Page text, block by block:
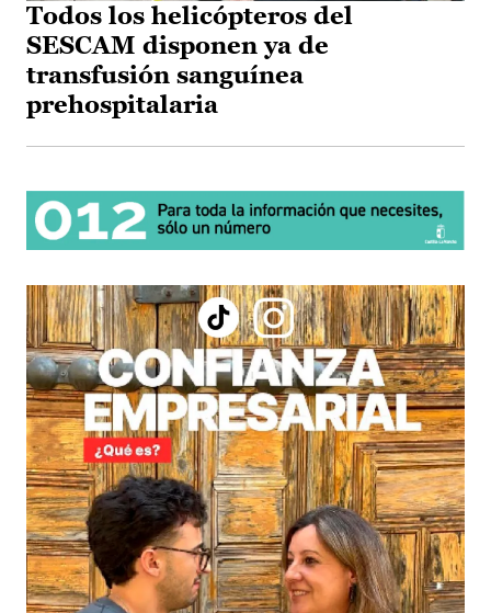
Todos los helicópteros del
SESCAM disponen ya de
transfusión sanguínea
prehospitalaria